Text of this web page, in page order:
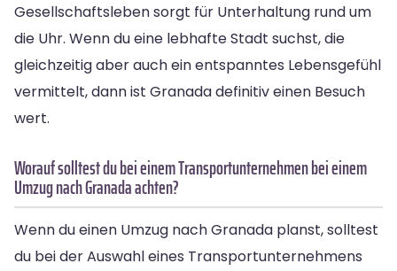
Gesellschaftsleben sorgt für Unterhaltung rund um
die Uhr. Wenn du eine lebhafte Stadt suchst, die
gleichzeitig aber auch ein entspanntes Lebensgefühl
vermittelt, dann ist Granada definitiv einen Besuch
wert.
Worauf solltest du bei einem Transportunternehmen bei einem
Umzug nach Granada achten?
Wenn du einen Umzug nach Granada planst, solltest
du bei der Auswahl eines Transportunternehmens